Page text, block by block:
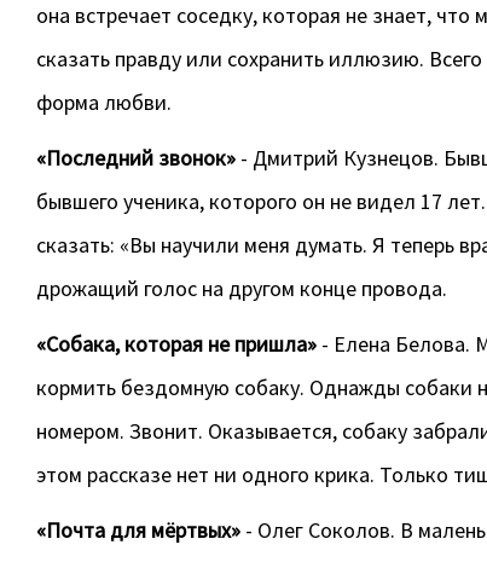
она встречает соседку, которая не знает,
сказать правду или сохранить иллюзию.
форма любви.
«Последний звонок» - Дмитрий Кузнецов.
бывшего ученика, которого он не видел 17
сказать: «Вы научили меня думать. Я теперь
дрожащий голос на другом конце провода.
«Собака, которая не пришла» - Елена Белова.
кормить бездомную собаку. Однажды собаки
номером. Звонит. Оказывается, собаку
этом рассказе нет ни одного крика. Только
«Почта для мёртвых» - Олег Соколов. В